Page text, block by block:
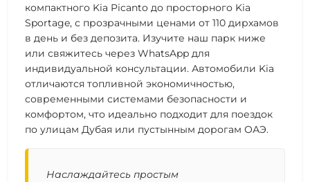
компактного Kia Picanto до просторного Kia
Sportage, с прозрачными ценами от 110 дирхамов
в день и без депозита. Изучите наш парк ниже
или свяжитесь через WhatsApp для
индивидуальной консультации. Автомобили Kia
отличаются топливной экономичностью,
современными системами безопасности и
комфортом, что идеально подходит для поездок
по улицам Дубая или пустынным дорогам ОАЭ.
Наслаждайтесь простым